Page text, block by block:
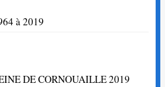
à 2019
DE CORNOUAILLE 2019